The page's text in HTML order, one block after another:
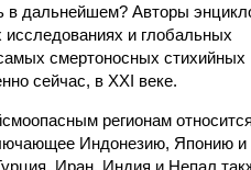
в дальнейшем? Авторы
и глобальных
смертоносных стихийных
сейчас, в XXI веке.
регионам относится
Индонезию, Японию и
Иран, Индия и Непал